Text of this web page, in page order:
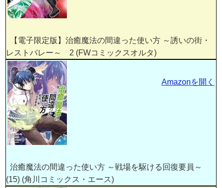
【電子限定版】治癒魔法の間違った使い方 ～誘いの街・
レストバレー～ 2 (FWコミックスオルタ)
治癒魔法の間違った使い方 ～戦場を駆ける回復要員～
(15) (角川コミックス・エース)
Amazonを開く